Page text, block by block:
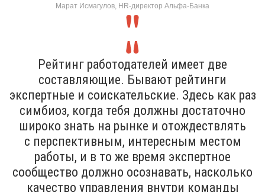
Марат Исмагулов, HR-директор Альфа-Банка
Рейтинг работодателей имеет две
составляющие. Бывают рейтинги
экспертные и соискательские. Здесь как раз
симбиоз, когда тебя должны достаточно
широко знать на рынке и отождествлять
с перспективным, интересным местом
работы, и в то же время экспертное
сообщество должно осознавать, насколько
качество управления внутри команды